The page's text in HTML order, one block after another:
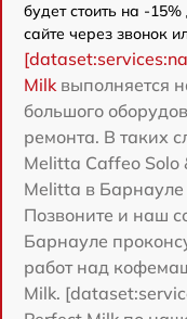
будет стоить на -
сайте через звонок
Milkвыполняется
большого
ремонта. В таких
Melitta Caffeo Solo
Melitta в Барнауле
Позвоните и наш
Барнауле
работ над
Milk.